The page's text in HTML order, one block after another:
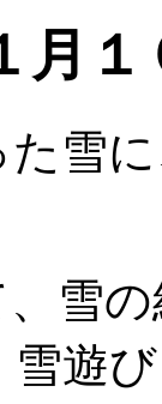
１
雪
雪
遊